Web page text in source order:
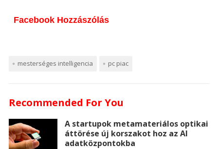
e
t
t
s
e
g
e
r
a
s
p
p
Facebook Hozzászólás
mesterséges intelligencia pc piac
Recommended For You
A startupok metamateriálos optikai
áttörése új korszakot hoz az AI
adatközpontokba